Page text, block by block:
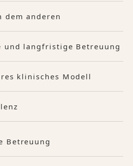
dem anderen
und langfristige Betreuung
klinisches Modell
Betreuung